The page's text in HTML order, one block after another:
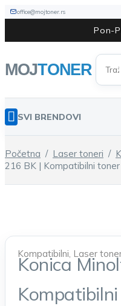
office@mojtoner.rs
Pon-
SVI BRENDOVI
Početna / Laser toneri /
216 BK | Kompatibilni toner
Kompatibilni, Laser
Konica